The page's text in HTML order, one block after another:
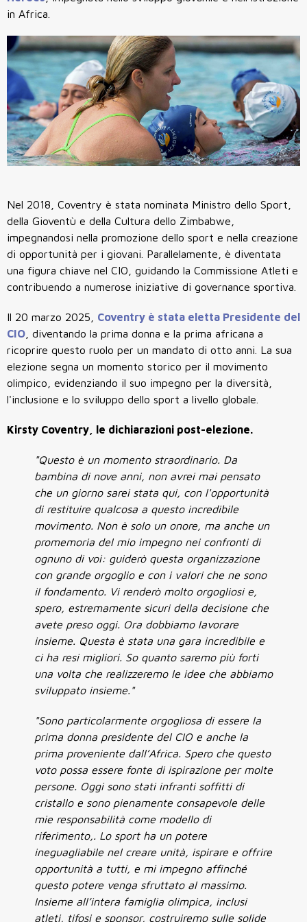
in Africa.
Nel 2018, Coventry è stata nominata Ministro dello Sport,
della Gioventù e della Cultura dello Zimbabwe,
impegnandosi nella promozione dello sport e nella creazione
di opportunità per i giovani. Parallelamente, è diventata
una figura chiave nel CIO, guidando la Commissione Atleti e
contribuendo a numerose iniziative di governance sportiva.
Il 20 marzo 2025, Coventry è stata eletta Presidente del
CIO , diventando la prima donna e la prima africana a
ricoprire questo ruolo per un mandato di otto anni. La sua
elezione segna un momento storico per il movimento
olimpico, evidenziando il suo impegno per la diversità,
l'inclusione e lo sviluppo dello sport a livello globale.
Kirsty Coventry, le dichiarazioni post-elezione.
"Questo è un momento straordinario. Da
bambina di nove anni, non avrei mai pensato
che un giorno sarei stata qui, con l'opportunità
di restituire qualcosa a questo incredibile
movimento. Non è solo un onore, ma anche un
promemoria del mio impegno nei confronti di
ognuno di voi: guiderò questa organizzazione
con grande orgoglio e con i valori che ne sono
il fondamento. Vi renderò molto orgogliosi e,
spero, estremamente sicuri della decisione che
avete preso oggi. Ora dobbiamo lavorare
insieme. Questa è stata una gara incredibile e
ci ha resi migliori. So quanto saremo più forti
una volta che realizzeremo le idee che abbiamo
sviluppato insieme."
"Sono particolarmente orgogliosa di essere la
prima donna presidente del CIO e anche la
prima proveniente dall’Africa. Spero che questo
voto possa essere fonte di ispirazione per molte
persone. Oggi sono stati infranti soffitti di
cristallo e sono pienamente consapevole delle
mie responsabilità come modello di
riferimento,. Lo sport ha un potere
ineguagliabile nel creare unità, ispirare e offrire
opportunità a tutti, e mi impegno affinché
questo potere venga sfruttato al massimo.
Insieme all’intera famiglia olimpica, inclusi
atleti, tifosi e sponsor, costruiremo sulle solide